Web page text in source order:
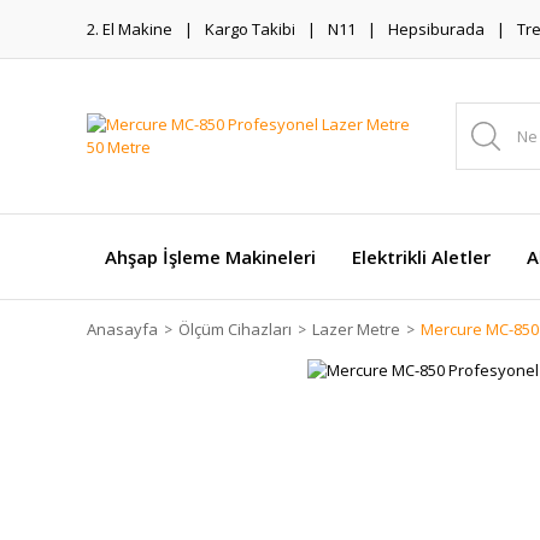
2. El Makine Kargo Takibi N11 Hepsiburada
Ahşap İşleme Makineleri Elektrikli Aletler
Anasayfa Ölçüm Cihazları Lazer Metre Mercure MC-